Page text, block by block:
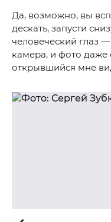
Да, возможно, вы
дескать, запусти
человеческий глаз
камера, и фото даже
открывшийся мне